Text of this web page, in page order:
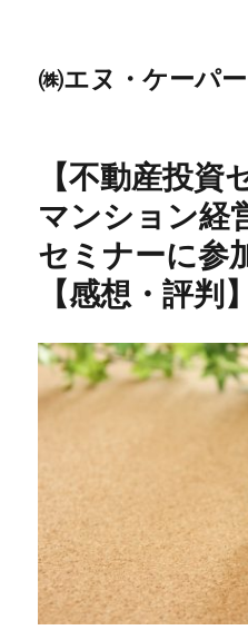
㈱エヌ・ケーパ
【不動産投資
マンション経
セミナーに参
【感想・評判】